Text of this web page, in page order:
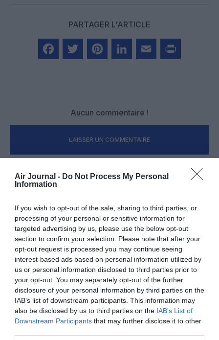
Air Journal - Do Not Process My Personal
Information
If you wish to opt-out of the sale, sharing to third parties, or
processing of your personal or sensitive information for
targeted advertising by us, please use the below opt-out
section to confirm your selection. Please note that after your
opt-out request is processed you may continue seeing
interest-based ads based on personal information utilized by
us or personal information disclosed to third parties prior to
your opt-out. You may separately opt-out of the further
disclosure of your personal information by third parties on the
IAB’s list of downstream participants. This information may
also be disclosed by us to third parties on the IAB’s List of
Downstream Participants that may further disclose it to other
PARTAGER L'ARTICLE
Aucun commentaire !
LAISSER UN COMMENTAIRE
FAIRE UN DON
Appel aux lecteurs !
Soutenez Air Journal participezà son
développement !
NOUS SOUTENIR